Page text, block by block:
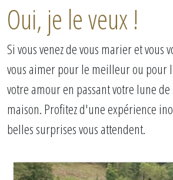
Oui, je le veux !
Si vous venez de vous marier et vous
vous aimer pour le meilleur ou pour
votre amour en passant votre lune
maison. Profitez d'une expérience
belles surprises vous attendent.